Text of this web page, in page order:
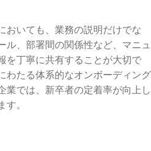
おいても、業務の説明だけでな
ル、部署間の関係性など、マニュ
を丁寧に共有することが大切で
わたる体系的なオンボーディング
業では、新卒者の定着率が向上し
。